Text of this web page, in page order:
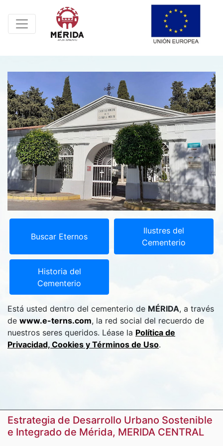
Buscar Eternos
Ilustres del
Cementerio
Historia del
Cementerio
Está usted dentro del cementerio de MÉRIDA, a través
de www.e-terns.com, la red social del recuerdo de
nuestros seres queridos. Léase la Política de
Privacidad, Cookies y Términos de Uso.
Estrategia de Desarrollo Urbano Sostenible
e Integrado de Mérida, MERIDA CENTRAL